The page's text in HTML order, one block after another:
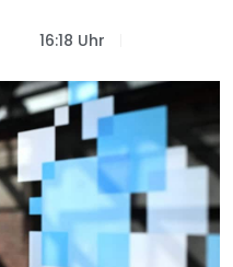
16:18 Uhr